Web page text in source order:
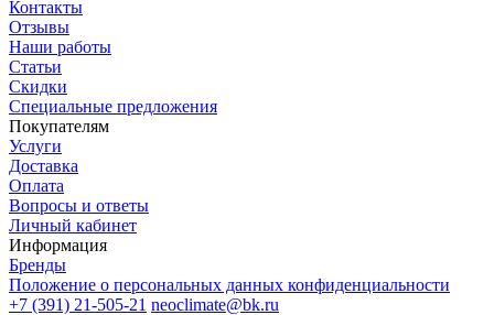
Контакты
Отзывы
Наши работы
Статьи
Скидки
Специальные предложения
Покупателям
Услуги
Доставка
Оплата
Вопросы и ответы
Личный кабинет
Информация
Бренды
Положение о персональных данных конфиденциальности
+7 (391) 21-505-21 neoclimate@bk.ru